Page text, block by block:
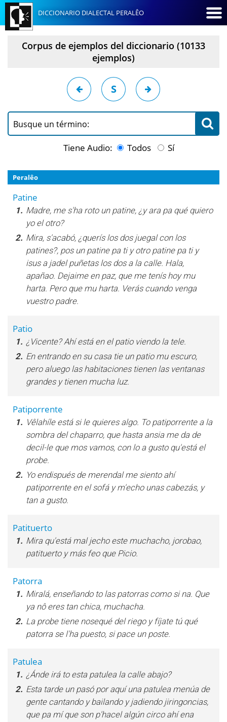
DICCIONARIO DIALECTAL PERALÊO
Corpus de ejemplos del diccionario (10133
ejemplos)
S
Busque un término:
Tiene Audio: Todos Sí
Peralêo
Patine
1. Madre, me s'ha roto un patine, ¿y ara pa qué quiero
yo el otro?
2. Mira, s'acabó, ¿querís los dos juegal con los
patines?, pos un patine pa ti y otro patine pa ti y
isus a jadel puñetas los dos a la calle. Hala,
apañao. Dejaime en paz, que me tenís hoy mu
harta. Pero que mu harta. Verás cuando venga
vuestro padre.
Patio
1. ¿Vicente? Ahí está en el patio viendo la tele.
2. En entrando en su casa tie un patio mu escuro,
pero aluego las habitaciones tienen las ventanas
grandes y tienen mucha luz.
Patiporrente
1. Vêlahíle está si le quieres algo. To patiporrente a la
sombra del chaparro, que hasta ansia me da de
decil-le que mos vamos, con lo a gusto qu'está el
probe.
2. Yo endispués de merendal me siento ahí
patiporrente en el sofá y m'echo unas cabezás, y
tan a gusto.
Patituerto
1. Mira qu'está mal jecho este muchacho, jorobao,
patituerto y más feo que Picio.
Patorra
1. Miralá, enseñando to las patorras como si na. Que
ya nô eres tan chica, muchacha.
2. La probe tiene nosequé del riego y fíjate tú qué
patorra se l'ha puesto, si pace un poste.
Patulea
1. ¿Ánde irá to esta patulea la calle abajo?
2. Esta tarde un pasó por aquí una patulea menúa de
gente cantando y bailando y jadiendo jiringoncias,
que pa mí que son p'hacel algún circo ahí ena